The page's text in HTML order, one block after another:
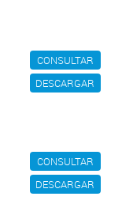
CONSULTAR
DESCARGAR
CONSULTAR
DESCARGAR